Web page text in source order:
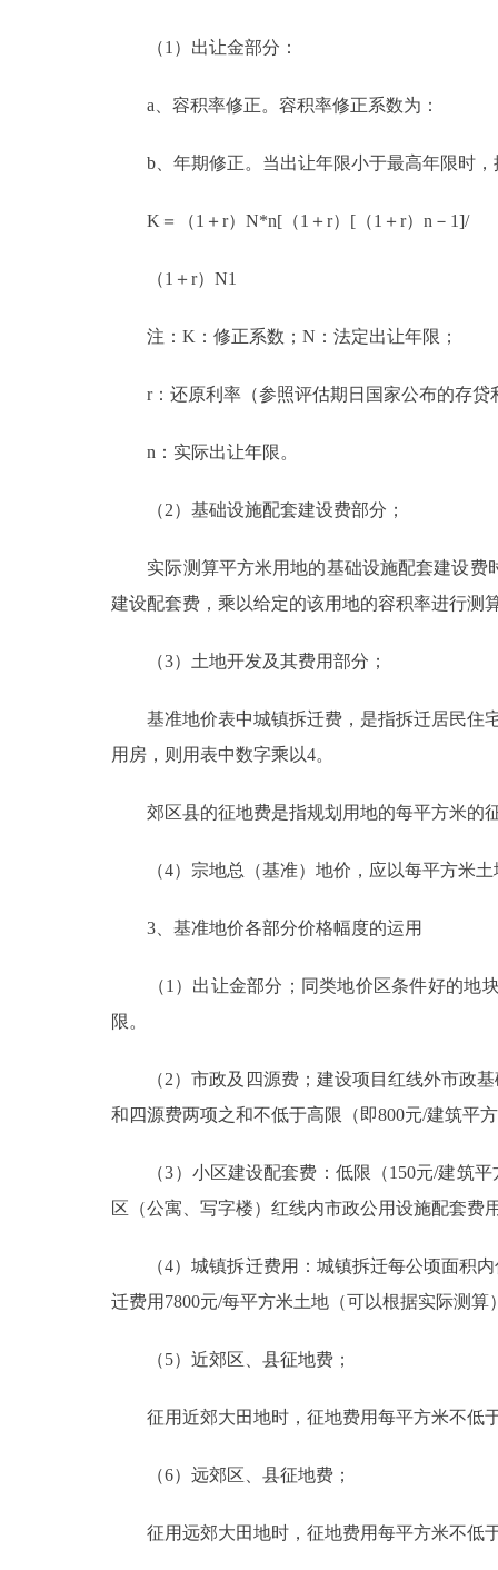
（1）出让金部分：
a、容积率修正。容积率修正系数为：
b、年期修正。当出让年限小于最高年限时，
K＝（1＋r）N*n[（1＋r）[（1＋r）n－1]/
（1＋r）N1
注：K：修正系数；N：法定出让年限；
r：还原利率（参照评估期日国家公布的存贷
n：实际出让年限。
（2）基础设施配套建设费部分；
实际测算平方米用地的基础设施配套建设费
建设配套费，乘以给定的该用地的容积率进行测
（3）土地开发及其费用部分；
基准地价表中城镇拆迁费，是指拆迁居民住宅
用房，则用表中数字乘以4。
郊区县的征地费是指规划用地的每平方米的
（4）宗地总（基准）地价，应以每平方米土
3、基准地价各部分价格幅度的运用
（1）出让金部分；同类地价区条件好的地块
限。
（2）市政及四源费；建设项目红线外市政基
和四源费两项之和不低于高限（即800元/建筑平
（3）小区建设配套费：低限（150元/建筑平
区（公寓、写字楼）红线内市政公用设施配套费
（4）城镇拆迁费用：城镇拆迁每公顷面积内
迁费用7800元/每平方米土地（可以根据实际测算
（5）近郊区、县征地费；
征用近郊大田地时，征地费用每平方米不低于
（6）远郊区、县征地费；
征用远郊大田地时，征地费用每平方米不低